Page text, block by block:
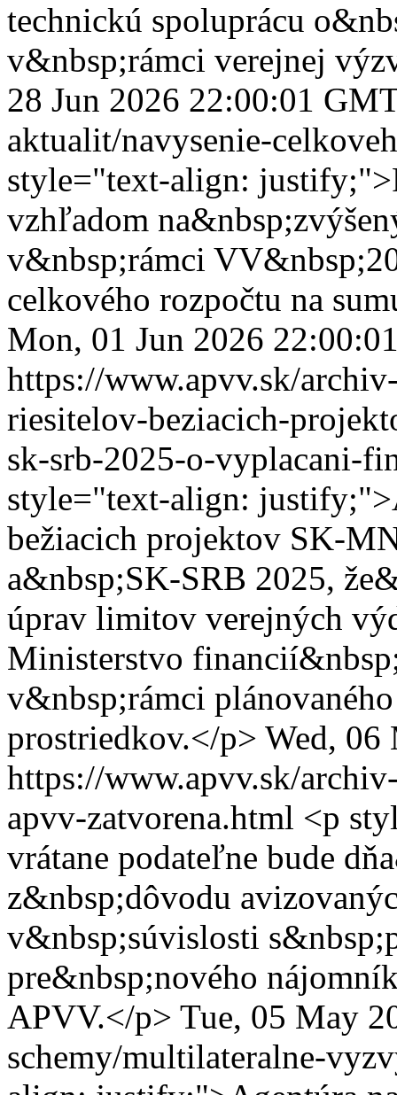
technickú spoluprácu
v&nbsp;rámci verejnej
28 Jun 2026 22:00:01
aktualit/navysenie-
style="text-align:
vzhľadom
v&nbsp;rámci
celkového rozpočtu na
Mon, 01 Jun 2026
https://www.apvv.sk/
riesitelov-beziacich-
sk-srb-2025-o-vyplacani-
style="text-align:
bežiacich projektov SK-
a&nbsp;SK-SRB 2025,
úprav limitov verejných
Ministerstvo
v&nbsp;rámci
prostriedkov.</p> Wed, 06
https://www.apvv.sk/
apvv-zatvorena.html <p
vrátane podateľne bude
z&nbsp;dôvodu
v&nbsp;súvislosti
pre&nbsp;nového
APVV.</p> Tue, 05 May
schemy/multilateralne-